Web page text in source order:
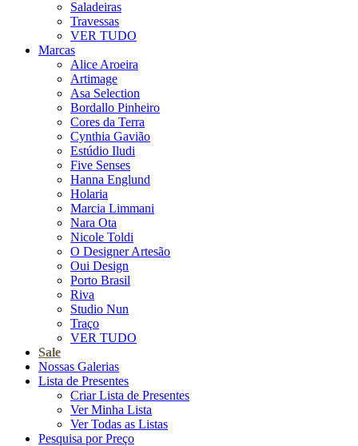
Saladeiras
Travessas
VER TUDO
Marcas
Alice Aroeira
Artimage
Asa Selection
Bordallo Pinheiro
Cores da Terra
Cynthia Gavião
Estúdio Iludi
Five Senses
Hanna Englund
Holaria
Marcia Limmani
Nara Ota
Nicole Toldi
O Designer Artesão
Oui Design
Porto Brasil
Riva
Studio Nun
Traço
VER TUDO
Sale
Nossas Galerias
Lista de Presentes
Criar Lista de Presentes
Ver Minha Lista
Ver Todas as Listas
Pesquisa por Preço